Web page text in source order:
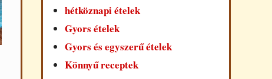
hétköznapi ételek
Gyors ételek
Gyors és egyszerű ételek
Könnyű receptek